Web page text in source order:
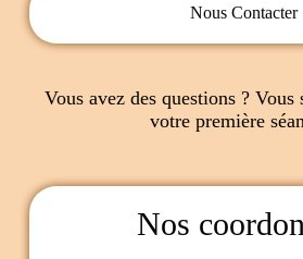
Nous Contacter
Vous avez des questions ? Vous
votre première
Nos